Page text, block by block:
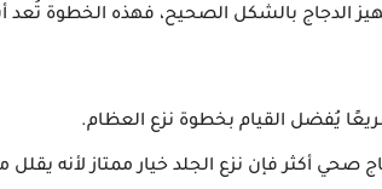
الدجاج بالشكل الصحيح، فهذه الخطوة
يُفضل القيام بخطوة نزع العظام.
صحي أكثرفإن نزع الجلد خيار ممتاز لأنه